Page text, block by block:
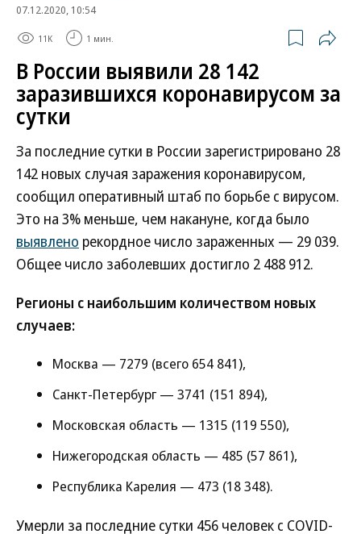
07.12.2020, 10:54
11K 1 мин.
В России выявили 28 142
заразившихся коронавирусом за
сутки
За последние сутки в России зарегистрировано 28
142 новых случая заражения коронавирусом,
сообщил оперативный штаб по борьбе с вирусом.
Это на 3% меньше, чем накануне, когда было
выявлено рекордное число зараженных — 29 039.
Общее число заболевших достигло 2 488 912.
Регионы с наибольшим количеством новых
случаев:
Москва — 7279 (всего 654 841),
Санкт-Петербург — 3741 (151 894),
Московская область — 1315 (119 550),
Нижегородская область — 485 (57 861),
Республика Карелия — 473 (18 348).
Умерли за последние сутки 456 человек с COVID-